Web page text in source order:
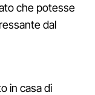
che potesse
dal
in casa di